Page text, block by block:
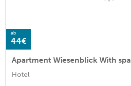
ab
44€
Apartment Wiesenblick With spa
Hotel